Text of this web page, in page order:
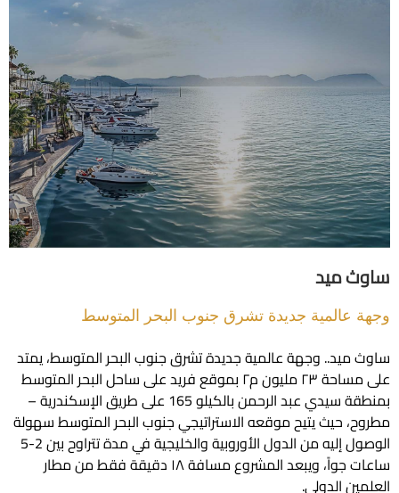
ميد
جديدة تشرق جنوب البحر المتوسط
وجهة عالمية جديدة تشرق جنوب البحر المتوسط، يمتد
على مساحة ٢٣ مليون م٢ بموقع فريد على ساحل البحر المتوسط
بمنطقة سيدي عبد الرحمن بالكيلو 165 على طريق الإسكندرية –
حيث يتيح موقعه الاستراتيجي جنوب البحر المتوسط سهولة
الوصول إليه من الدول الأوروبية والخليجية في مدة تتراوح بين 2-5
ساعات جواً، ويبعد المشروع مسافة ١٨ دقيقة فقط من مطار
الدولي.